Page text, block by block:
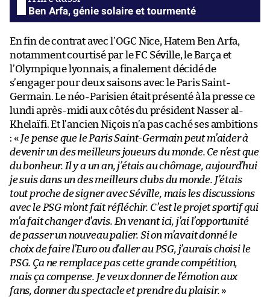
Ben Arfa, génie solaire et tourmenté
En fin de contrat avec l’OGC Nice, Hatem Ben Arfa,
notamment courtisé par le FC Séville, le Barça et
l’Olympique lyonnais, a finalement décidé de
s’engager pour deux saisons avec le Paris Saint-
Germain. Le néo-Parisien était présenté à la presse ce
lundi après-midi aux côtés du président Nasser al-
Khelaïfi. Et l’ancien Niçois n’a pas caché ses ambitions
: « Je pense que le Paris Saint-Germain peut m’aider à
devenir un des meilleurs joueurs du monde. Ce n’est que
du bonheur. Il y a un an, j’étais au chômage, aujourd’hui
je suis dans un des meilleurs clubs du monde. J’étais
tout proche de signer avec Séville, mais les discussions
avec le PSG m’ont fait réfléchir. C’est le projet sportif qui
m’a fait changer d’avis. En venant ici, j’ai l’opportunité
de passer un nouveau palier. Si on m’avait donné le
choix de faire l’Euro ou d’aller au PSG, j’aurais choisi le
PSG. Ça ne remplace pas cette grande compétition,
mais ça compense. Je veux donner de l’émotion aux
fans, donner du spectacle et prendre du plaisir. »